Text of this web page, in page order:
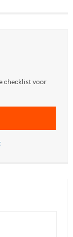
checklist voor